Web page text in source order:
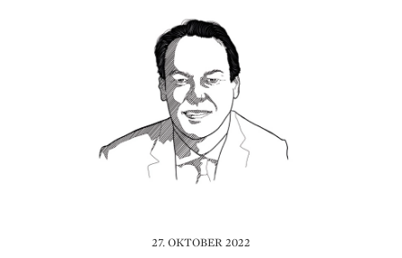
27. OKTOBER 2022